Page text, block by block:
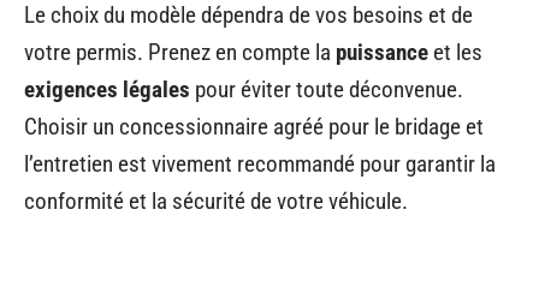
Le choix du modèle dépendra de vos besoins et de
votre permis. Prenez en compte la puissance et les
exigences légales pour éviter toute déconvenue.
Choisir un concessionnaire agréé pour le bridage et
l’entretien est vivement recommandé pour garantir la
conformité et la sécurité de votre véhicule.